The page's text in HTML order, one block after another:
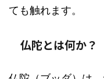
ても触れます。
仏陀とは何か？